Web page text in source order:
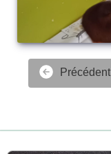
Précédent